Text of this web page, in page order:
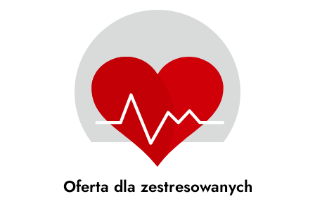
Oferta dla zestresowanych